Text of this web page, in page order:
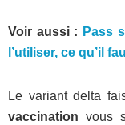
Voir aussi : Pass
l’utiliser, ce qu’il
Le variant delta
vaccination vous